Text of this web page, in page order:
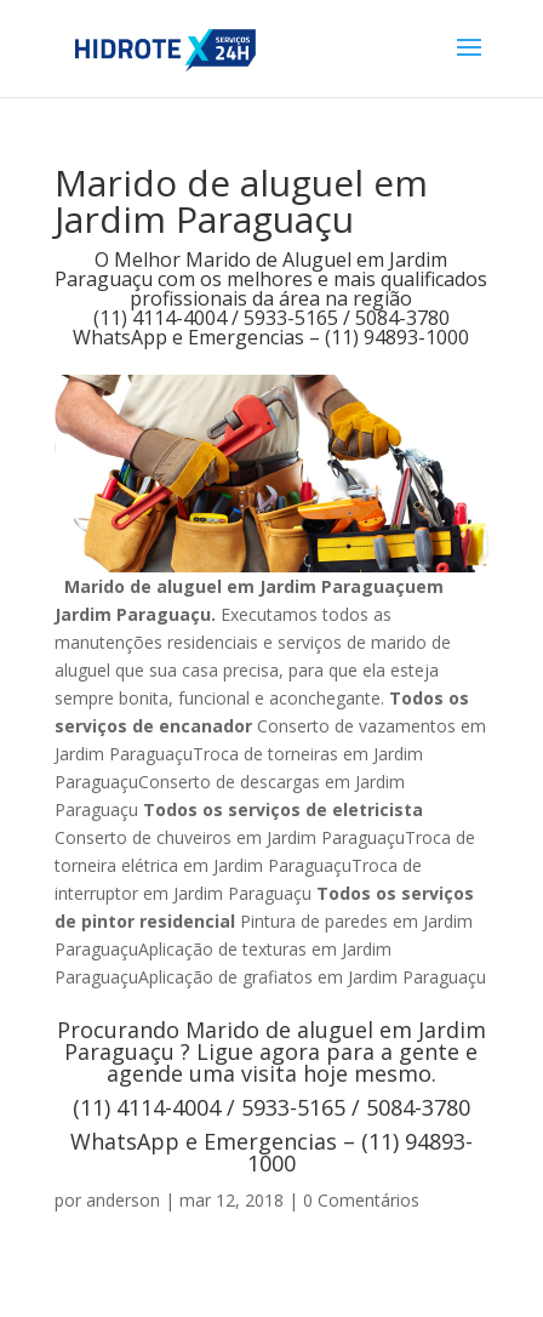
Marido de aluguel em
Jardim Paraguaçu
O Melhor Marido de Aluguel em Jardim
Paraguaçu com os melhores e mais qualificados
profissionais da área na região
(11) 4114-4004 / 5933-5165 / 5084-3780
WhatsApp e Emergencias – (11) 94893-1000
Marido de aluguel em Jardim Paraguaçuem
Jardim Paraguaçu. Executamos todos as
manutenções residenciais e serviços de marido de
aluguel que sua casa precisa, para que ela esteja
sempre bonita, funcional e aconchegante. Todos os
serviços de encanadorConserto de vazamentos em
Jardim ParaguaçuTroca de torneiras em Jardim
ParaguaçuConserto de descargas em Jardim
Paraguaçu Todos os serviços de eletricista
Conserto de chuveiros em Jardim ParaguaçuTroca de
torneira elétrica em Jardim ParaguaçuTroca de
interruptor em Jardim Paraguaçu Todos os serviços
de pintor residencial Pintura de paredes em Jardim
ParaguaçuAplicação de texturas em Jardim
ParaguaçuAplicação de grafiatos em Jardim Paraguaçu
Procurando Marido de aluguel em Jardim
Paraguaçu ? Ligue agora para a gente e
agende uma visita hoje mesmo.
(11) 4114-4004 / 5933-5165 / 5084-3780
WhatsApp e Emergencias – (11) 94893-
1000
por anderson | mar 12, 2018 | 0 Comentários